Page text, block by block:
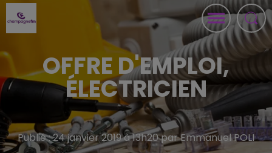
OFFRE D'EMPLOI,
ÉLECTRICIEN
Publié : 24 janvier 2019 à 13h20 par Emmanuel POLI